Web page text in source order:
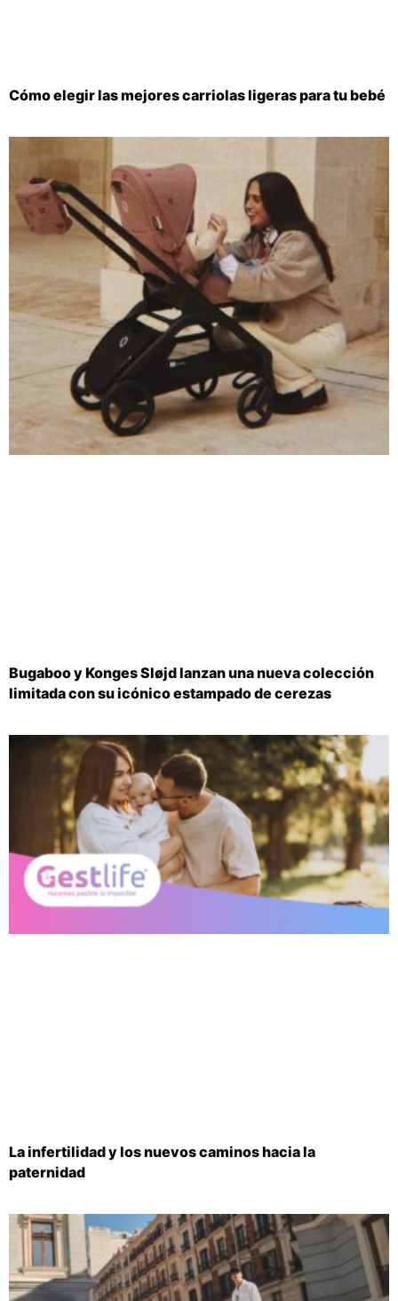
Cómo elegir las mejores carriolas ligeras para tu bebé
Bugaboo y Konges Sløjd lanzan una nueva colección
limitada con su icónico estampado de cerezas
La infertilidad y los nuevos caminos hacia la
paternidad